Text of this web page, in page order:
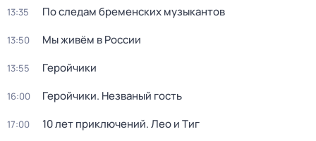
13:35 По следам бременских музыкантов
13:50 Мы живём в России
13:55 Геройчики
16:00 Геройчики. Незваный гость
17:00 10 лет приключений. Лео и Тиг